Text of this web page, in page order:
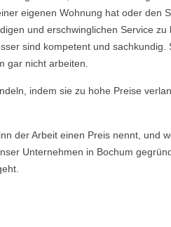
eigenen Wohnung hat oder den
und erschwinglichen Service zu
sind kompetent und
gar nicht arbeiten.
indem sie zu hohe Preise
der Arbeit einen Preis nennt, und
Unternehmen in Bochum